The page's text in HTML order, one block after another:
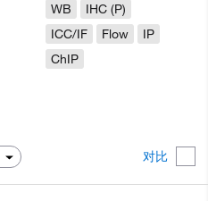
对比
WB
IHC (P)
ICC/IF
Flow
IP
ChIP